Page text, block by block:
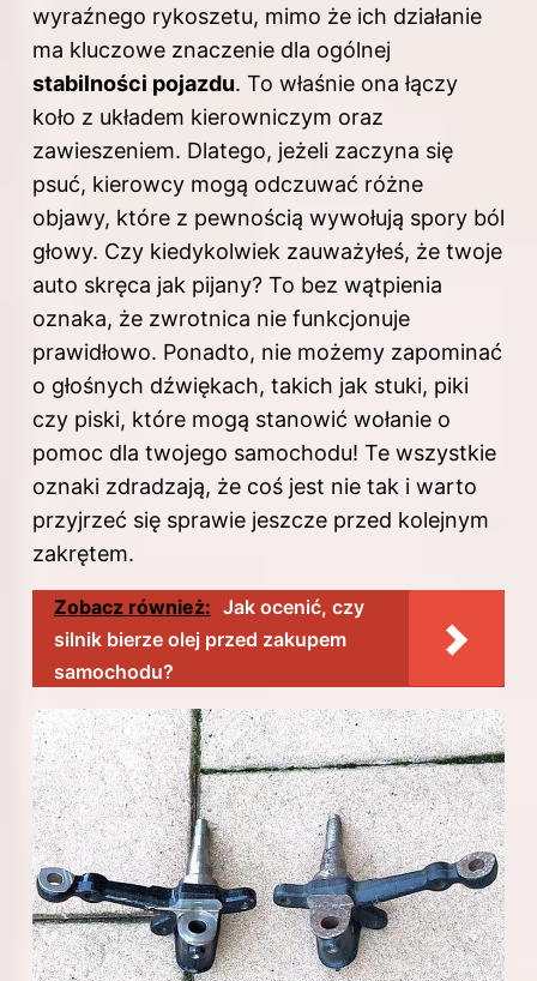
wyraźnego rykoszetu, mimo że ich działanie
ma kluczowe znaczenie dla ogólnej
stabilności pojazdu. To właśnie ona łączy
koło z układem kierowniczym oraz
zawieszeniem. Dlatego, jeżeli zaczyna się
psuć, kierowcy mogą odczuwać różne
objawy, które z pewnością wywołują spory ból
głowy. Czy kiedykolwiek zauważyłeś, że twoje
auto skręca jak pijany? To bez wątpienia
oznaka, że zwrotnica nie funkcjonuje
prawidłowo. Ponadto, nie możemy zapominać
o głośnych dźwiękach, takich jak stuki, piki
czy piski, które mogą stanowić wołanie o
pomoc dla twojego samochodu! Te wszystkie
oznaki zdradzają, że coś jest nie tak i warto
przyjrzeć się sprawie jeszcze przed kolejnym
zakrętem.
Zobacz również: Jak ocenić, czy
silnik bierze olej przed zakupem
samochodu?